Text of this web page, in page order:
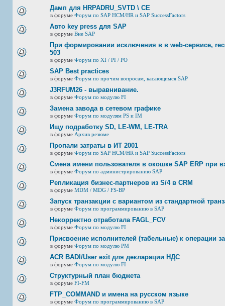
Дамп для HRPADRU_SVTD \ CE
в форуме Форум по SAP HCM/HR и SAP SuccessFactors
Авто key press для SAP
в форуме Вне SAP
При формировании исключения в в web-сервисе,
503
в форуме Форум по XI / PI / РО
SAP Best practices
в форуме Форум по прочим вопросам, касающимся SAP
J3RFUМ26 - выравнивание.
в форуме Форум по модулю FI
Замена завода в сетевом графике
в форуме Форум по модулям PS и IM
Ищу подработку SD, LE-WM, LE-TRA
в форуме Архив резюме
Пропали затраты в ИТ 2001
в форуме Форум по SAP HCM/HR и SAP SuccessFactors
Смена имени пользователя в окошке SAP ERP при
в форуме Форум по администрированию SAP
Репликация бизнес-партнеров из S/4 в CRM
в форуме MDM / MDG / FS-BP
Запуск транзакции с вариантом из стандартной
в форуме Форум по программированию в SAP
Некорректно отработала FAGL_FCV
в форуме Форум по модулю FI
Присвоение исполнителей (табельные) к операции
в форуме Форум по модулю РМ
ACR BADI/User exit для декларации НДС
в форуме Форум по модулю FI
Структурный план бюджета
в форуме FI-FM
FTP_COMMAND и имена на русском языке
в форуме Форум по программированию в SAP